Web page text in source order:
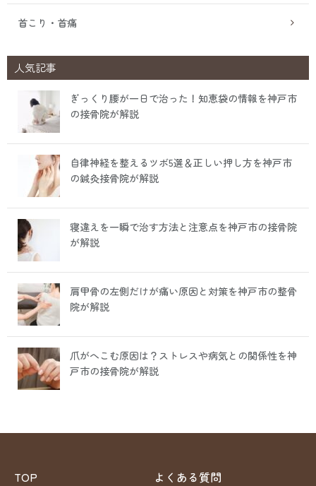
首こり・首痛
人気記事
ぎっくり腰が一日で治った！知恵袋の情報を神戸市
の接骨院が解説
自律神経を整えるツボ5選＆正しい押し方を神戸市
の鍼灸接骨院が解説
寝違えを一瞬で治す方法と注意点を神戸市の接骨院
が解説
肩甲骨の左側だけが痛い原因と対策を神戸市の整骨
院が解説
爪がへこむ原因は？ストレスや病気との関係性を神
戸市の接骨院が解説
TOP
よくある質問